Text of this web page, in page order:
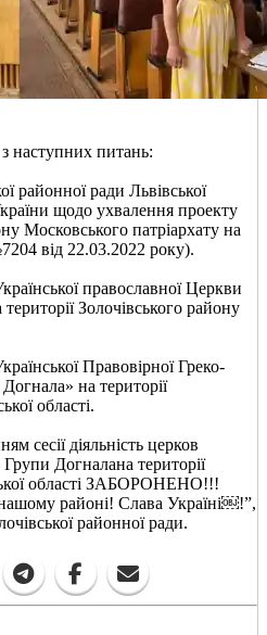
наступних питань:
районної ради Львівської
щодо ухвалення проекту
Московського патріархату на
від 22.03.2022 року).
православної Церкви
Золочівського району
Правовірної Греко-
на території
області.
сесії діяльність церков
Групи Догналана території
області ЗАБОРОНЕНО!!!
районі! Слава Україні￼!”,
районної ради.